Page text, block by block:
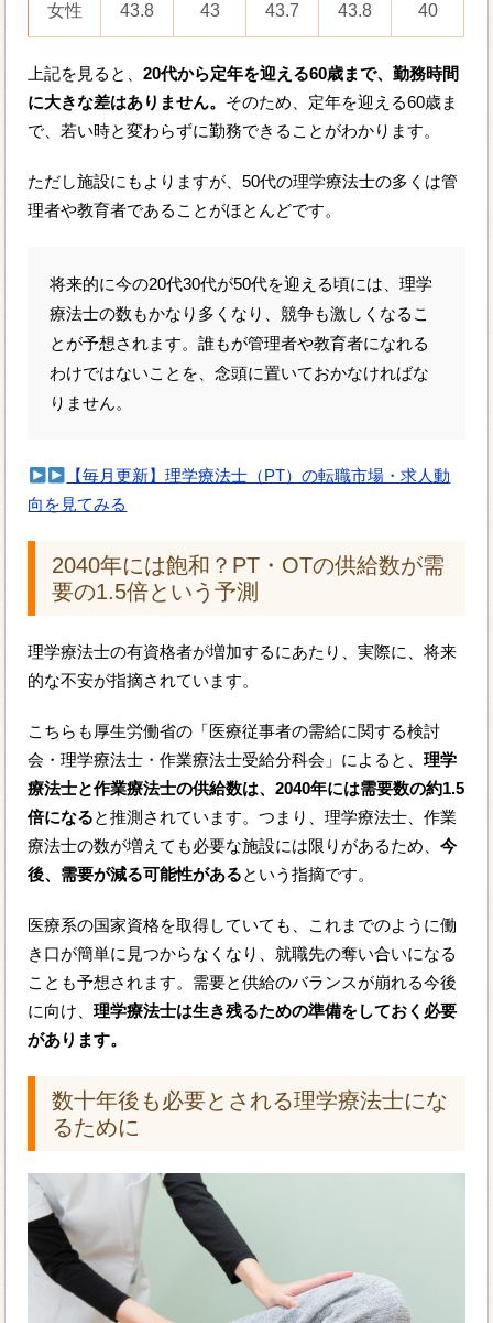
女性 43.8 43 43.7 43.8 40
上記を見ると、20代から定年を迎える60歳まで、勤務時間
に大きな差はありません。 そのため、定年を迎える60歳ま
で、若い時と変わらずに勤務できることがわかります。
ただし施設にもよりますが、50代の理学療法士の多くは管
理者や教育者であることがほとんどです。
将来的に今の20代30代が50代を迎える頃には、理学
療法士の数もかなり多くなり、競争も激しくなるこ
とが予想されます。誰もが管理者や教育者になれる
わけではないことを、念頭に置いておかなければな
りません。
【毎月更新】理学療法士（PT）の転職市場・求人動
向を見てみる
2040年には飽和？PT・OTの供給数が需
要の1.5倍という予測
理学療法士の有資格者が増加するにあたり、実際に、将来
的な不安が指摘されています。
こちらも厚生労働省の「医療従事者の需給に関する検討
会・理学療法士・作業療法士受給分科会」によると、理学
療法士と作業療法士の供給数は、2040年には需要数の約1.5
倍になると推測されています。つまり、理学療法士、作業
療法士の数が増えても必要な施設には限りがあるため、今
後、需要が減る可能性があるという指摘です。
医療系の国家資格を取得していても、これまでのように働
き口が簡単に見つからなくなり、就職先の奪い合いになる
ことも予想されます。需要と供給のバランスが崩れる今後
に向け、理学療法士は生き残るための準備をしておく必要
があります。
数十年後も必要とされる理学療法士にな
るために